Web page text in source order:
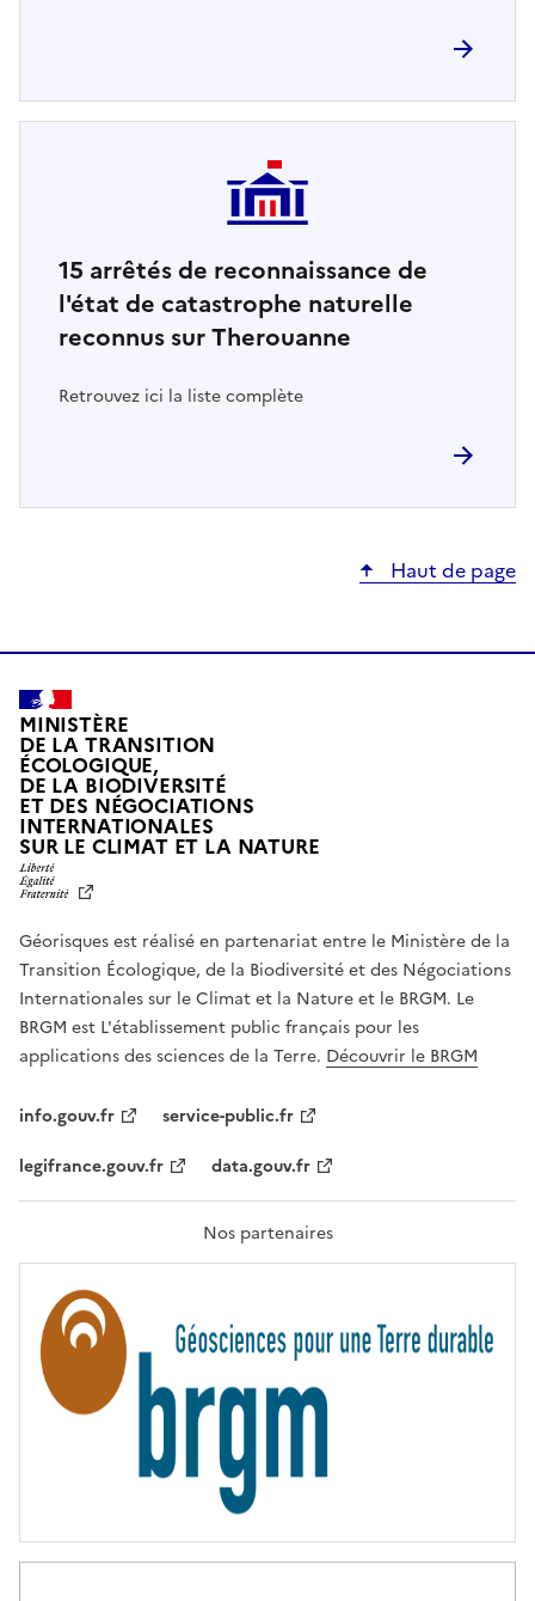
15 arrêtés de reconnaissance de
l'état de catastrophe naturelle
reconnus sur Therouanne
Retrouvez ici la liste complète
Haut de page
MINISTÈRE
DE LA TRANSITION
ÉCOLOGIQUE,
DE LA BIODIVERSITÉ
ET DES NÉGOCIATIONS
INTERNATIONALES
SUR LE CLIMAT ET LA NATUREL
T
É
,
É
G
A
L
F
A
T
R
T
É
Géorisques est réalisé en partenariat entre le Ministère de la
Transition Écologique, de la Biodiversité et des Négociations
Internationales sur le Climat et la Nature et le BRGM. Le
BRGM est L'établissement public français pour les
applications des sciences de la Terre. Découvrir le BRGM
info.gouv.fr
service-public.fr
legifrance.gouv.fr
data.gouv.fr
Nos partenaires